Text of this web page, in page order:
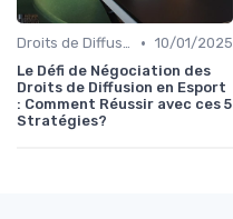
Droits de Diffusion • 10/01/2025
Le Défi de Négociation des
Droits de Diffusion en Esport
: Comment Réussir avec ces 5
Stratégies?